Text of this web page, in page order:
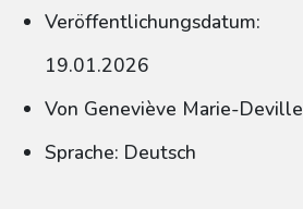
Veröffentlichungsdatum:
19.01.2026
Von Geneviève Marie-Deville
Sprache: Deutsch